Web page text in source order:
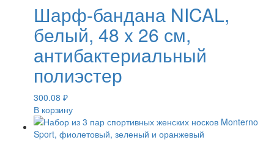
Шарф-бандана NICAL,
белый, 48 x 26 см,
антибактериальный
полиэстер
300.08 ₽
В корзину